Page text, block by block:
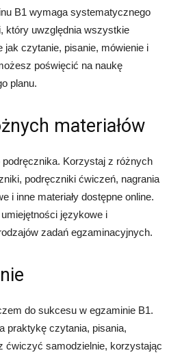
B1 wymaga systematycznego
który uwzględnia wszystkie
czytanie, pisanie, mówienie i
poświęcić na naukę
planu.
materiałów
podręcznika. Korzystaj z różnych
podręczniki ćwiczeń, nagrania
i inne materiały dostępne online.
językowe i
zadań egzaminacyjnych.
do sukcesu w egzaminie B1.
praktykę czytania, pisania,
ćwiczyć samodzielnie, korzystając